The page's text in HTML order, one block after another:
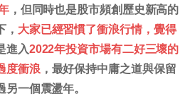
，但同時也是股市頻創歷史新高的
， 大家已經習慣了衝浪行情，覺得
進入2022年投資市場有二好三壞的
度衝浪，最好保持中庸之道與保留
一個震盪年。